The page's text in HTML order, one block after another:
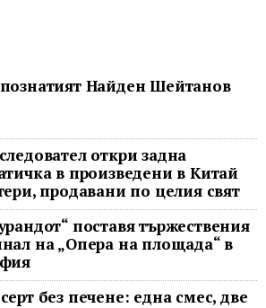
Найден Шейтанов
откри задна
в произведени в Китай
продавани по целия свят
поставя тържествения
на „Опера на площада“ в
без печене: една смес, две